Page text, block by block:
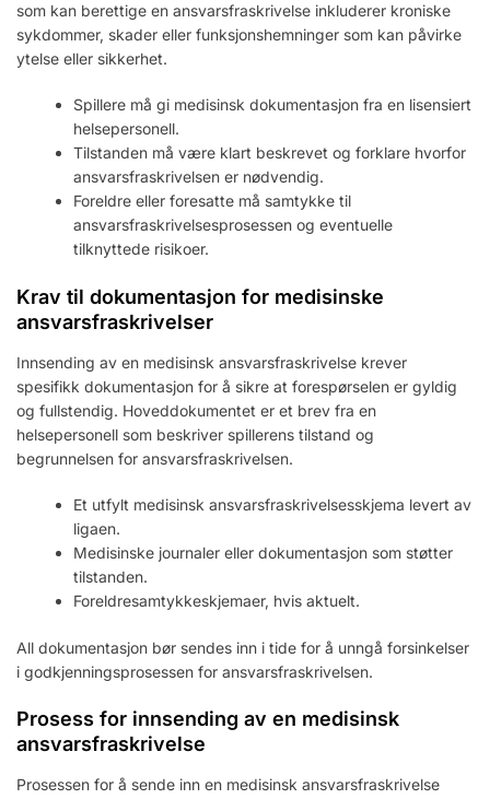
som kan berettige en ansvarsfraskrivelse inkluderer kroniske
sykdommer, skader eller funksjonshemninger som kan påvirke
ytelse eller sikkerhet.
Spillere må gi medisinsk dokumentasjon fra en lisensiert
helsepersonell.
Tilstanden må være klart beskrevet og forklare hvorfor
ansvarsfraskrivelsen er nødvendig.
Foreldre eller foresatte må samtykke til
ansvarsfraskrivelsesprosessen og eventuelle
tilknyttede risikoer.
Krav til dokumentasjon for medisinske
ansvarsfraskrivelser
Innsending av en medisinsk ansvarsfraskrivelse krever
spesifikk dokumentasjon for å sikre at forespørselen er gyldig
og fullstendig. Hoveddokumentet er et brev fra en
helsepersonell som beskriver spillerens tilstand og
begrunnelsen for ansvarsfraskrivelsen.
Et utfylt medisinsk ansvarsfraskrivelsesskjema levert av
ligaen.
Medisinske journaler eller dokumentasjon som støtter
tilstanden.
Foreldresamtykkeskjemaer, hvis aktuelt.
All dokumentasjon bør sendes inn i tide for å unngå forsinkelser
i godkjenningsprosessen for ansvarsfraskrivelsen.
Prosess for innsending av en medisinsk
ansvarsfraskrivelse
Prosessen for å sende inn en medisinsk ansvarsfraskrivelse